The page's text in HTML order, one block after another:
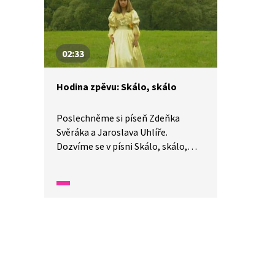
02:33
Hodina zpěvu: Skálo, skálo
Poslechněme si píseň Zdeňka
Svěráka a Jaroslava Uhlíře.
Dozvíme se v písni Skálo, skálo,
slyšet? Jsme chytří nebo nám